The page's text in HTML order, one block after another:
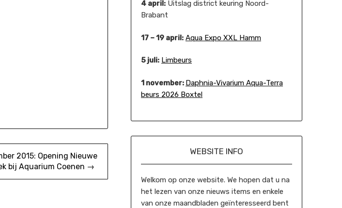
2015: Opening Nieuwe
bij Aquarium Coenen →
4 april:Uitslag district keuring Noord-
Brabant
17 – 19 april: Aqua Expo XXL Hamm
5 juli: Limbeurs
1 november: Daphnia-Vivarium Aqua-Terra
beurs 2026 Boxtel
WEBSITE INFO
Welkom op onze website. We hopen dat u na
het lezen van onze nieuws items en enkele
van onze maandbladen geïnteresseerd bent